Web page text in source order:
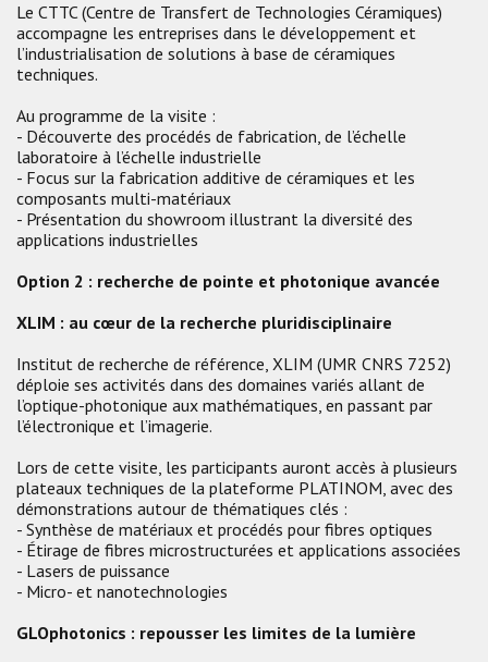
Le CTTC (Centre de Transfert de Technologies Céramiques)
accompagne les entreprises dans le développement et
l’industrialisation de solutions à base de céramiques
techniques.
Au programme de la visite :
- Découverte des procédés de fabrication, de l’échelle
laboratoire à l’échelle industrielle
- Focus sur la fabrication additive de céramiques et les
composants multi-matériaux
- Présentation du showroom illustrant la diversité des
applications industrielles
Option 2 : recherche de pointe et photonique avancée
XLIM : au cœur de la recherche pluridisciplinaire
Institut de recherche de référence, XLIM (UMR CNRS 7252)
déploie ses activités dans des domaines variés allant de
l’optique-photonique aux mathématiques, en passant par
l’électronique et l’imagerie.
Lors de cette visite, les participants auront accès à plusieurs
plateaux techniques de la plateforme PLATINOM, avec des
démonstrations autour de thématiques clés :
- Synthèse de matériaux et procédés pour fibres optiques
- Étirage de fibres microstructurées et applications associées
- Lasers de puissance
- Micro- et nanotechnologies
GLOphotonics : repousser les limites de la lumière